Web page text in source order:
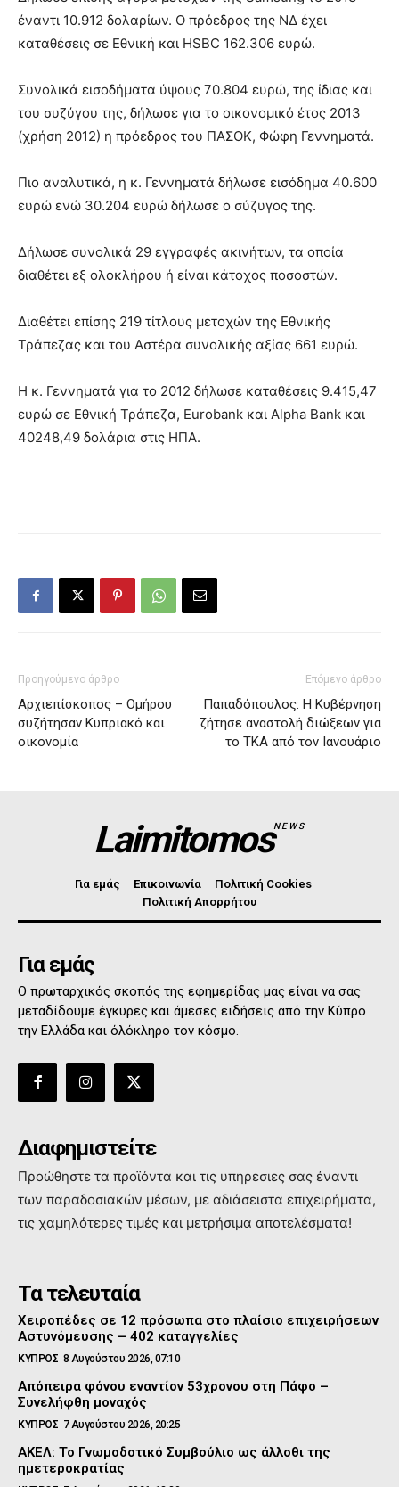
έναντι 10.912 δολαρίων. Ο πρόεδρος της ΝΔ έχει
καταθέσεις σε Εθνική και HSBC 162.306 ευρώ.
Συνολικά εισοδήματα ύψους 70.804 ευρώ, της ίδιας και
του συζύγου της, δήλωσε για το οικονομικό έτος 2013
(χρήση 2012) η πρόεδρος του ΠΑΣΟΚ, Φώφη Γεννηματά.
Πιο αναλυτικά, η κ. Γεννηματά δήλωσε εισόδημα 40.600
ευρώ ενώ 30.204 ευρώ δήλωσε ο σύζυγος της.
Δήλωσε συνολικά 29 εγγραφές ακινήτων, τα οποία
διαθέτει εξ ολοκλήρου ή είναι κάτοχος ποσοστών.
Διαθέτει επίσης 219 τίτλους μετοχών της Εθνικής
Τράπεζας και του Αστέρα συνολικής αξίας 661 ευρώ.
Η κ. Γεννηματά για το 2012 δήλωσε καταθέσεις 9.415,47
ευρώ σε Εθνική Τράπεζα, Eurobank και Alpha Bank και
40248,49 δολάρια στις ΗΠΑ.
Προηγούμενο άρθρο
Αρχιεπίσκοπος – Ομήρου
συζήτησαν Κυπριακό και
οικονομία
Επόμενο άρθρο
Παπαδόπουλος: Η Κυβέρνηση
ζήτησε αναστολή διώξεων για
το ΤΚΑ από τον Ιανουάριο
LaimitomosNEWS
Για εμάς Επικοινωνία
Πολιτική Cookies
Πολιτική Απορρήτου
Για εμάς
Ο πρωταρχικός σκοπός της εφημερίδας μας είναι να σας
μεταδίδουμε έγκυρες και άμεσες ειδήσεις από την Κύπρο
την Ελλάδα και όλόκληρο τον κόσμο.
Διαφημιστείτε
Προώθηστε τα προϊόντα και τις υπηρεσιες σας έναντι
των παραδοσιακών μέσων, με αδιάσειστα επιχειρήματα,
τις χαμηλότερες τιμές και μετρήσιμα αποτελέσματα!
Τα τελευταία
Χειροπέδες σε 12 πρόσωπα στο πλαίσιο επιχειρήσεων
Αστυνόμευσης – 402 καταγγελίες
ΚΥΠΡΟΣ 8 Αυγούστου 2026, 07:10
Απόπειρα φόνου εναντίον 53χρονου στη Πάφο –
Συνελήφθη μοναχός
ΚΥΠΡΟΣ 7 Αυγούστου 2026, 20:25
ΑΚΕΛ: Το Γνωμοδοτικό Συμβούλιο ως άλλοθι της
ημετεροκρατίας